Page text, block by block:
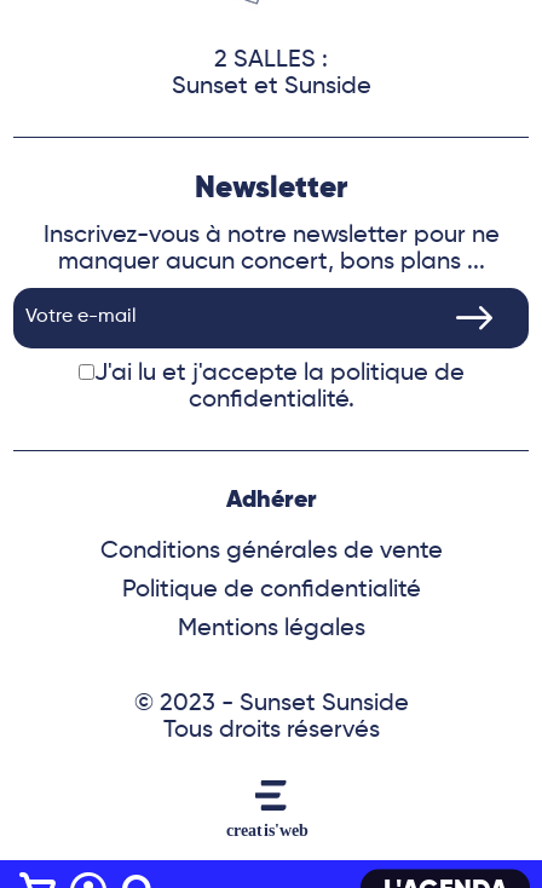
2 SALLES :
Sunset et Sunside
Newsletter
Inscrivez-vous à notre newsletter pour ne
manquer aucun concert, bons plans ...
J'ai lu et j'accepte la politique de
confidentialité.
Adhérer
Conditions générales de vente
Politique de confidentialité
Mentions légales
© 2023 - Sunset Sunside
Tous droits réservés